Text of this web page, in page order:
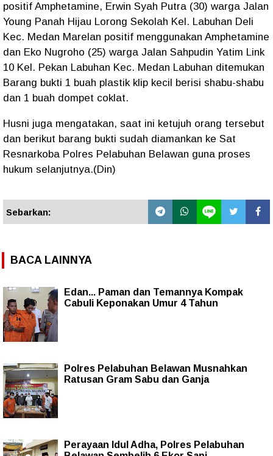
positif Amphetamine, Erwin Syah Putra (30) warga Jalan
Young Panah Hijau Lorong Sekolah Kel. Labuhan Deli
Kec. Medan Marelan positif menggunakan Amphetamine
dan Eko Nugroho (25) warga Jalan Sahpudin Yatim Link
10 Kel. Pekan Labuhan Kec. Medan Labuhan ditemukan
Barang bukti 1 buah plastik klip kecil berisi shabu-shabu
dan 1 buah dompet coklat.
Husni juga mengatakan, saat ini ketujuh orang tersebut
dan berikut barang bukti sudah diamankan ke Sat
Resnarkoba Polres Pelabuhan Belawan guna proses
hukum selanjutnya.(Din)
Sebarkan:
BACA LAINNYA
Edan... Paman dan Temannya Kompak
Cabuli Keponakan Umur 4 Tahun
Polres Pelabuhan Belawan Musnahkan
Ratusan Gram Sabu dan Ganja
Perayaan Idul Adha, Polres Pelabuhan